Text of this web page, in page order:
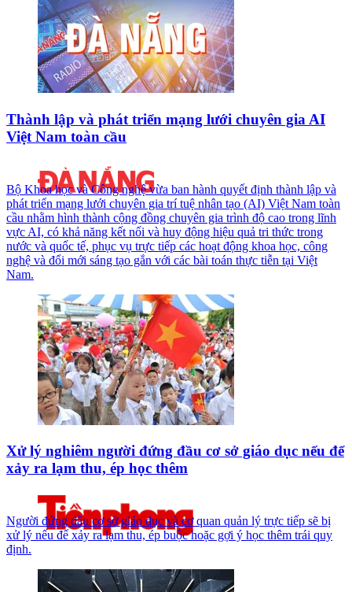
Thành lập và phát triển mạng lưới chuyên gia AI
Việt Nam toàn cầu
Bộ Khoa học và Công nghệ vừa ban hành quyết định thành lập và
phát triển mạng lưới chuyên gia trí tuệ nhân tạo (AI) Việt Nam toàn
cầu nhằm hình thành cộng đồng chuyên gia trình độ cao trong lĩnh
vực AI, có khả năng kết nối và huy động hiệu quả tri thức trong
nước và quốc tế, phục vụ trực tiếp các hoạt động khoa học, công
nghệ và đổi mới sáng tạo gắn với các bài toán thực tiễn tại Việt
Nam.
Xử lý nghiêm người đứng đầu cơ sở giáo dục nếu để
xảy ra lạm thu, ép học thêm
Người đứng đầu cơ sở giáo dục và cơ quan quản lý trực tiếp sẽ bị
xử lý nếu để xảy ra lạm thu, ép buộc hoặc gợi ý học thêm trái quy
định.